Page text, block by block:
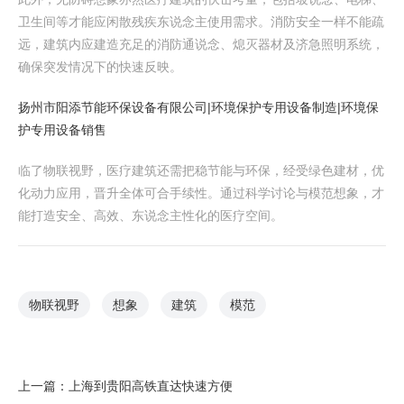
卫生间等才能应闲散残疾东说念主使用需求。消防安全一样不能疏
远，建筑内应建造充足的消防通说念、熄灭器材及济急照明系统，
确保突发情况下的快速反映。
扬州市阳添节能环保设备有限公司|环境保护专用设备制造|环境保
护专用设备销售
临了物联视野，医疗建筑还需把稳节能与环保，经受绿色建材，优
化动力应用，晋升全体可合手续性。通过科学讨论与模范想象，才
能打造安全、高效、东说念主性化的医疗空间。
物联视野 想象 建筑 模范
上一篇： 上海到贵阳高铁直达快速方便